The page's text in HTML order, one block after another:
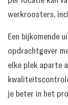
werkroosters,
Een bijkomende
opdrachtgever
elke plek aparte
je beter in het